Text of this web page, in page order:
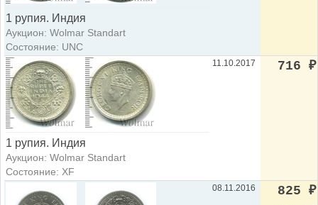
1 рупия. Индия
Аукцион: Wolmar Standart
Состояние: UNC
1 рупия. Индия
Аукцион: Wolmar Standart
Состояние: XF
11.10.2017 716 ₽
08.11.2016 825 ₽